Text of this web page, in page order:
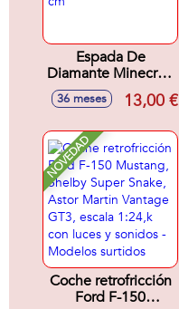
Espada De
Diamante Minecraft
Roleplay
21.09x2.80 cm
36 meses 13,00 €
NOVEDAD
Coche retrofricción
Ford F-150